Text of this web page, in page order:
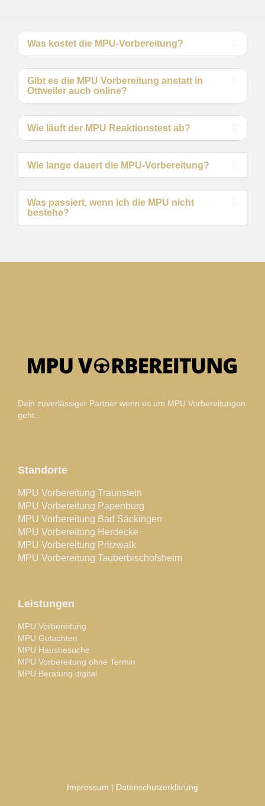
Was kostet die MPU-Vorbereitung?
Gibt es die MPU Vorbereitung anstatt in
Ottweiler auch online?
Wie läuft der MPU Reaktionstest ab?
Wie lange dauert die MPU-Vorbereitung?
Was passiert, wenn ich die MPU nicht
bestehe?
Dein zuverlässiger Partner wenn es um MPU Vorbereitungen
geht.
Standorte
MPU Vorbereitung Traunstein
MPU Vorbereitung Papenburg
MPU Vorbereitung Bad Säckingen
MPU Vorbereitung Herdecke
MPU Vorbereitung Pritzwalk
MPU Vorbereitung Tauberbischofsheim
Leistungen
MPU Vorbereitung
MPU Gutachten
MPU Hausbesuche
MPU Vorbereitung ohne Termin
MPU Beratung digital
Impressum Datenschutzerklärung